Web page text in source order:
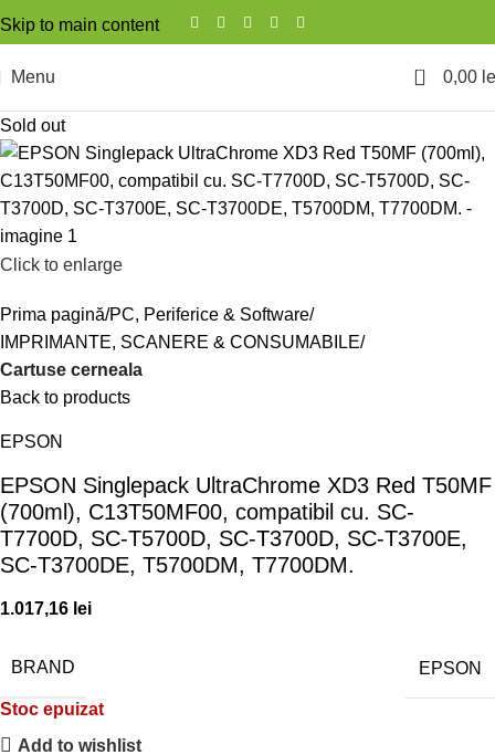
Skip to main content
Menu 0 0,00
Sold out
Click to enlarge
Prima pagină PC, Periferice & Software
IMPRIMANTE, SCANERE & CONSUMABILE
Cartuse cerneala
Back to products
EPSON
EPSON Singlepack UltraChrome XD3 Red T50MF
(700ml), C13T50MF00, compatibil cu. SC-
T7700D, SC-T5700D, SC-T3700D, SC-T3700E,
SC-T3700DE, T5700DM, T7700DM.
1.017,16 lei
BRAND EPSON
Stoc epuizat
Add to wishlist